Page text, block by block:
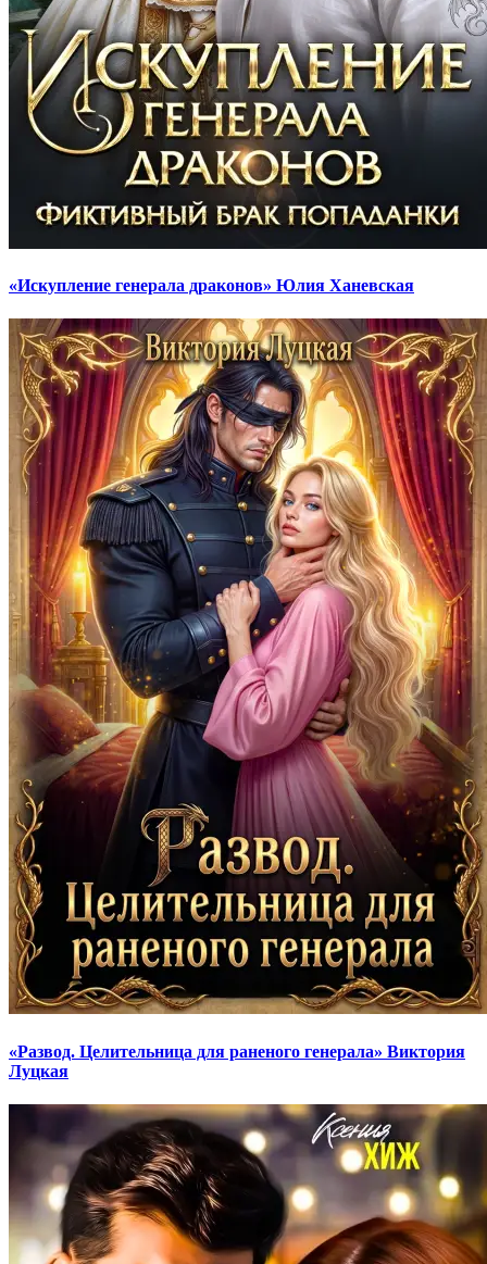
«Искупление генерала драконов» Юлия Ханевская
«Развод. Целительница для раненого генерала» Виктория
Луцкая